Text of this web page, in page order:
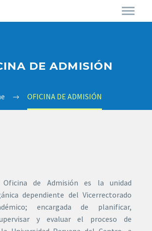
DE ADMISIÓN
OFICINA DE ADMISIÓN
Oficina de Admisión es la unidad
dependiente del Vicerrectorado
encargada de planificar,
y evaluar el proceso de